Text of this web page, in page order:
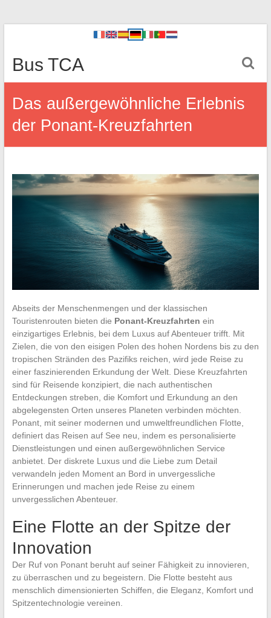
Bus TCA
Das außergewöhnliche Erlebnis
der Ponant-Kreuzfahrten
Abseits der Menschenmengen und der klassischen
Touristenrouten bieten die Ponant-Kreuzfahrten ein
einzigartiges Erlebnis, bei dem Luxus auf Abenteuer trifft. Mit
Zielen, die von den eisigen Polen des hohen Nordens bis zu den
tropischen Stränden des Pazifiks reichen, wird jede Reise zu
einer faszinierenden Erkundung der Welt. Diese Kreuzfahrten
sind für Reisende konzipiert, die nach authentischen
Entdeckungen streben, die Komfort und Erkundung an den
abgelegensten Orten unseres Planeten verbinden möchten.
Ponant, mit seiner modernen und umweltfreundlichen Flotte,
definiert das Reisen auf See neu, indem es personalisierte
Dienstleistungen und einen außergewöhnlichen Service
anbietet. Der diskrete Luxus und die Liebe zum Detail
verwandeln jeden Moment an Bord in unvergessliche
Erinnerungen und machen jede Reise zu einem
unvergesslichen Abenteuer.
Eine Flotte an der Spitze der
Innovation
Der Ruf von Ponant beruht auf seiner Fähigkeit zu innovieren,
zu überraschen und zu begeistern. Die Flotte besteht aus
menschlich dimensionierten Schiffen, die Eleganz, Komfort und
Spitzentechnologie vereinen.